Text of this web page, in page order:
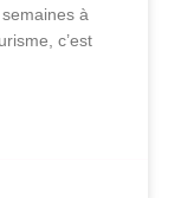
à
c’est